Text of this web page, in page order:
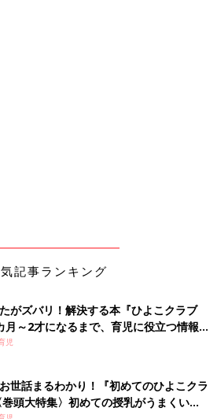
記事ランキング
がズバリ！解決する本『ひよこクラブ
～2才になるまで、育児に役立つ情報が
児
世話まるわかり！『初めてのひよこクラ
頭大特集〉初めての授乳がうまくい